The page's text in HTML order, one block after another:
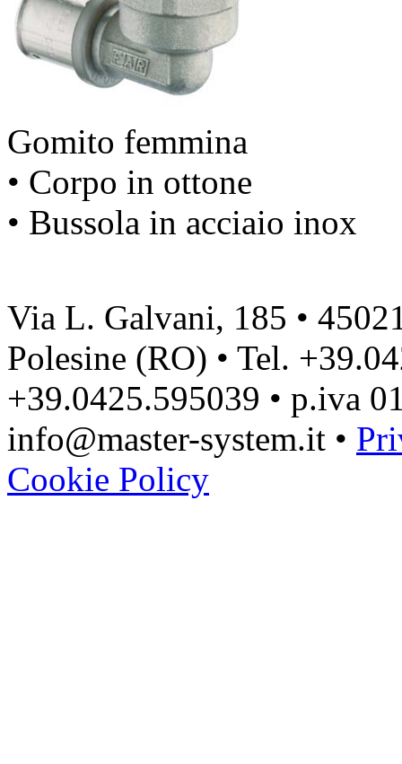
Gomito femmina
• Corpo in ottone
• Bussola in acciaio inox
Via L. Galvani, 185 •
Polesine (RO) • Tel.
+39.0425.595039 • p.iva
info@master-system.it •
Cookie Policy